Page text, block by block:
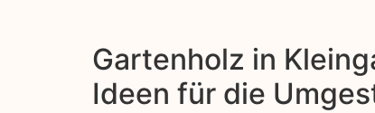
Gartenholz in
Ideen für die